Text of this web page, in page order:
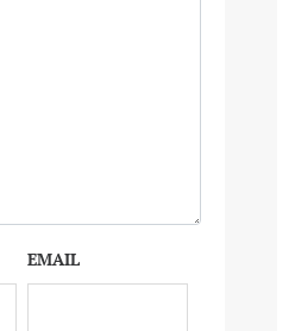
EMAIL